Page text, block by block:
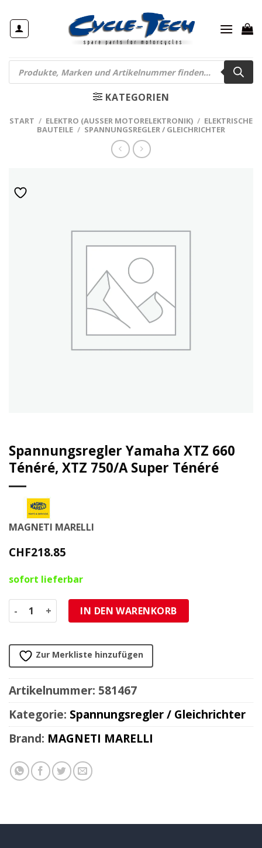
Inhalt
springen
Products
search
KATEGORIEN
START / ELEKTRO (AUSSER MOTORELEKTRONIK) / ELEKTRISCHE
BAUTEILE / SPANNUNGSREGLER / GLEICHRICHTER
Spannungsregler Yamaha XTZ 660
Ténéré, XTZ 750/A Super Ténéré
MAGNETI MARELLI
CHF218.85
sofort lieferbar
Spannungsregler Yamaha XTZ 660 Ténéré, XTZ 750/A
IN DEN WARENKORB
Zur Merkliste hinzufügen
Artikelnummer: 581467
Kategorie: Spannungsregler / Gleichrichter
Brand: MAGNETI MARELLI